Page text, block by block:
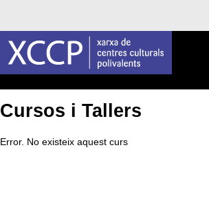
Cursos i Tallers
Error. No existeix aquest curs